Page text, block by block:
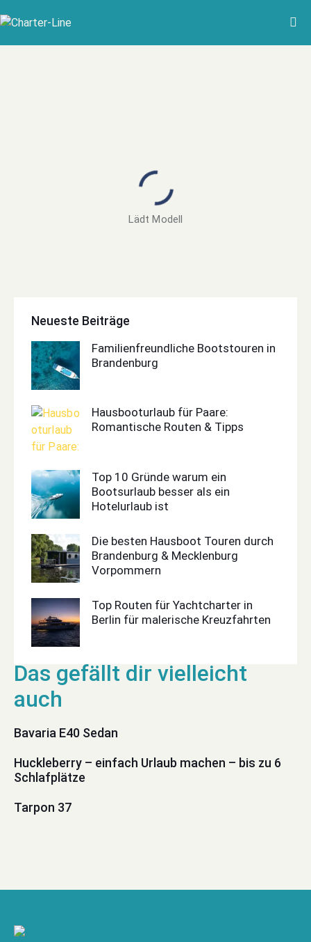
Lädt Modell
Neueste Beiträge
Familienfreundliche Bootstouren in
Brandenburg
Hausbooturlaub für Paare:
Romantische Routen & Tipps
Top 10 Gründe warum ein
Bootsurlaub besser als ein
Hotelurlaub ist
Die besten Hausboot Touren durch
Brandenburg & Mecklenburg
Vorpommern
Top Routen für Yachtcharter in
Berlin für malerische Kreuzfahrten
Bavaria E40 Sedan
Huckleberry – einfach Urlaub machen – bis zu 6
Schlafplätze
Tarpon 37